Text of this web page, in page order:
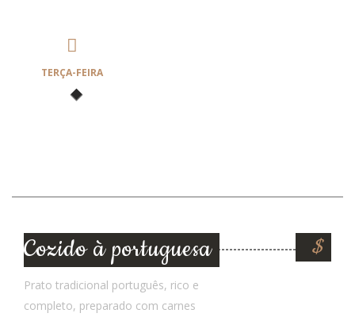
TERÇA-FEIRA
Cozido à portuguesa $
Prato tradicional português, rico e
completo, preparado com carnes